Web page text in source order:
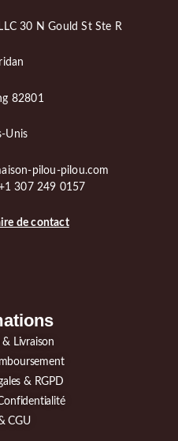
30 N Gould St Ste R
82801
Unis
pilou-pilou.com
307 249 0157
de contact
Livraison
& RGPD
CGU